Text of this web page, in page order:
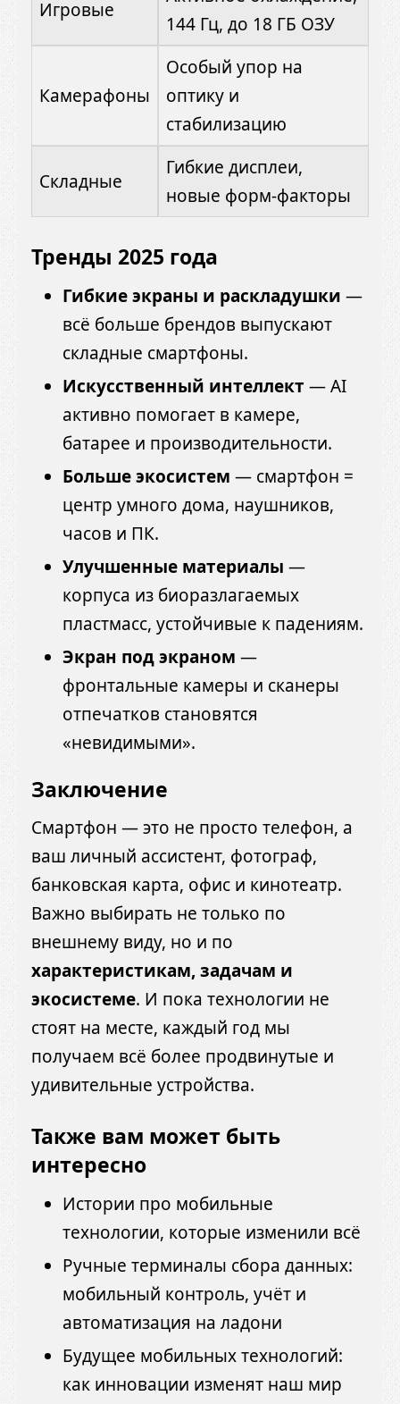
Игровые
144 Гц, до 18 ГБ ОЗУ
Камерафоны
Особый упор на
оптику и
стабилизацию
Складные
Гибкие дисплеи,
новые форм-факторы
Тренды 2025 года
Гибкие экраны и раскладушки —
всё больше брендов выпускают
складные смартфоны.
Искусственный интеллект — AI
активно помогает в камере,
батарее и производительности.
Больше экосистем — смартфон =
центр умного дома, наушников,
часов и ПК.
Улучшенные материалы —
корпуса из биоразлагаемых
пластмасс, устойчивые к падениям.
Экран под экраном —
фронтальные камеры и сканеры
отпечатков становятся
«невидимыми».
Заключение
Смартфон — это не просто телефон, а
ваш личный ассистент, фотограф,
банковская карта, офис и кинотеатр.
Важно выбирать не только по
внешнему виду, но и по
характеристикам, задачам и
экосистеме. И пока технологии не
стоят на месте, каждый год мы
получаем всё более продвинутые и
удивительные устройства.
Также вам может быть
интересно
Истории про мобильные
технологии, которые изменили всё
Ручные терминалы сбора данных:
мобильный контроль, учёт и
автоматизация на ладони
Будущее мобильных технологий:
как инновации изменят наш мир